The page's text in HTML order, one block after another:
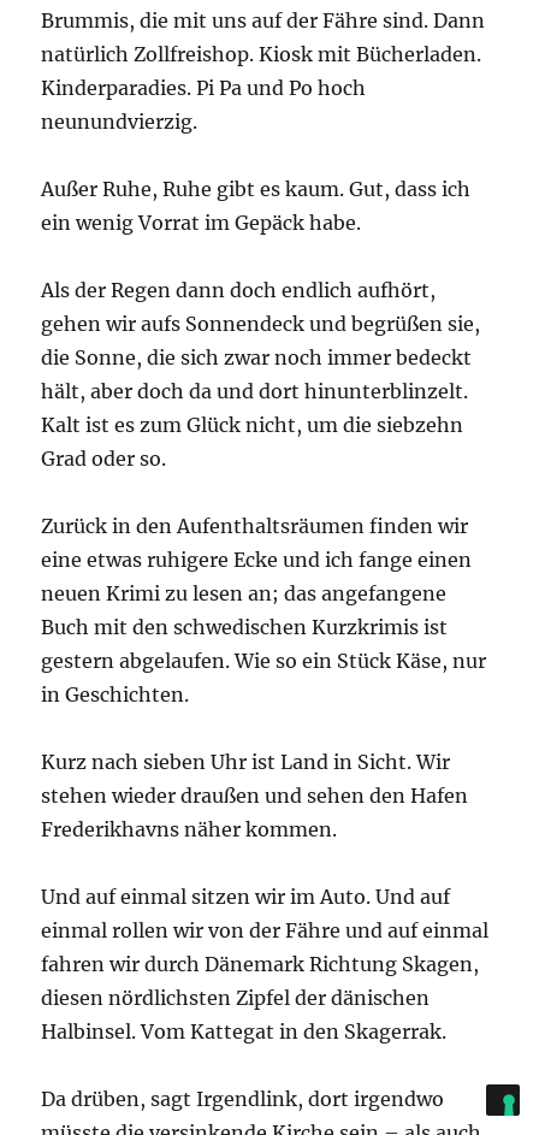
Brummis, die mit uns auf der Fähre sind. Dann
natürlich Zollfreishop. Kiosk mit Bücherladen.
Kinderparadies. Pi Pa und Po hoch
neunundvierzig.
Außer Ruhe, Ruhe gibt es kaum. Gut, dass ich
ein wenig Vorrat im Gepäck habe.
Als der Regen dann doch endlich aufhört,
gehen wir aufs Sonnendeck und begrüßen sie,
die Sonne, die sich zwar noch immer bedeckt
hält, aber doch da und dort hinunterblinzelt.
Kalt ist es zum Glück nicht, um die siebzehn
Grad oder so.
Zurück in den Aufenthaltsräumen finden wir
eine etwas ruhigere Ecke und ich fange einen
neuen Krimi zu lesen an; das angefangene
Buch mit den schwedischen Kurzkrimis ist
gestern abgelaufen. Wie so ein Stück Käse, nur
in Geschichten.
Kurz nach sieben Uhr ist Land in Sicht. Wir
stehen wieder draußen und sehen den Hafen
Frederikhavns näher kommen.
Und auf einmal sitzen wir im Auto. Und auf
einmal rollen wir von der Fähre und auf einmal
fahren wir durch Dänemark Richtung Skagen,
diesen nördlichsten Zipfel der dänischen
Halbinsel. Vom Kattegat in den Skagerrak.
Da drüben, sagt Irgendlink, dort irgendwo